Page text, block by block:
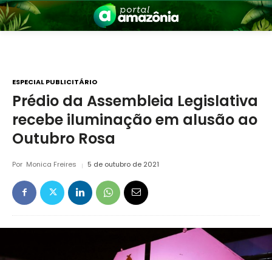
Amazônia
ESPECIAL PUBLICITÁRIO
Prédio da Assembleia Legislativa
recebe iluminação em alusão ao
Outubro Rosa
Por Monica Freires 5 de outubro de 2021